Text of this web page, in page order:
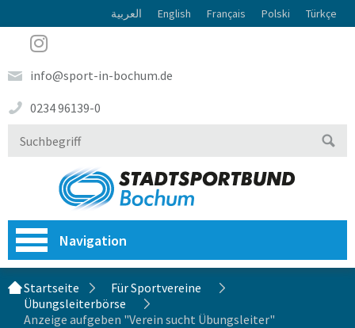
العربية English Français Polski Türkçe
info@sport-in-bochum.de
0234 96139-0
Navigation
Startseite
Für Sportvereine
Übungsleiterbörse
Anzeige aufgeben "Verein sucht Übungsleiter"